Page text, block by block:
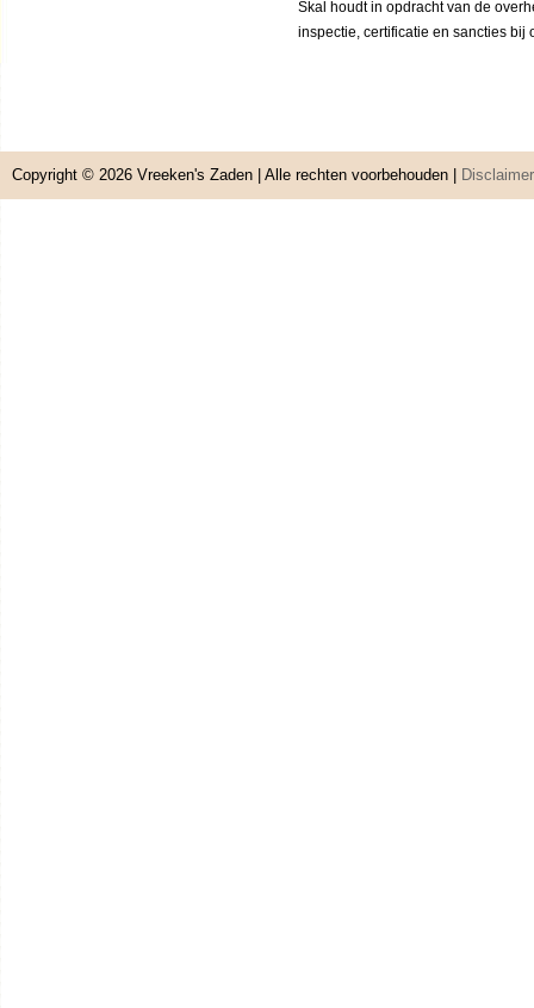
Skal houdt in opdracht van de
inspectie, certificatie en sancties
Copyright © 2026 Vreeken's Zaden | Alle rechten voorbehouden | Disclaimer